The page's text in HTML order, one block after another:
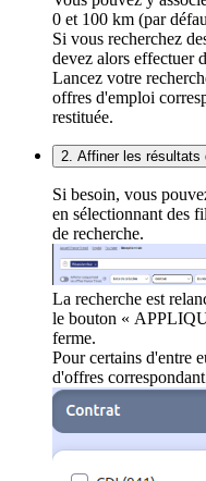
0 et 100 km (par
Si vous recherchez
devez alors effectuer
Lancez votre
offres d'emploi
restituée.
2. Affiner les résultats
Si besoin, vous
en sélectionnant des
de recherche.
La recherche est
le bouton «
ferme.
Pour certains d'entre
d'offres